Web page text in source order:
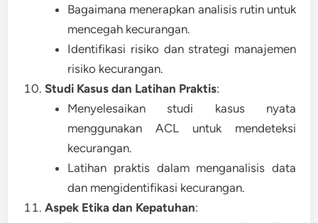
Bagaimana menerapkan analisis rutin untuk
mencegah kecurangan.
Identifikasi risiko dan strategi manajemen
risiko kecurangan.
Studi Kasus dan Latihan Praktis:
Menyelesaikan studi kasus nyata
menggunakan ACL untuk mendeteksi
kecurangan.
Latihan praktis dalam menganalisis data
dan mengidentifikasi kecurangan.
Aspek Etika dan Kepatuhan: